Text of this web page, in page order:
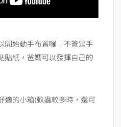
開始動手布置囉！不管是手
貼紙，爸媽可以發揮自己的
適的小箱(蚊蟲較多時，還可